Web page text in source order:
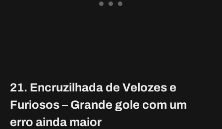
21. Encruzilhada de Velozes e
Furiosos – Grande gole com um
erro ainda maior